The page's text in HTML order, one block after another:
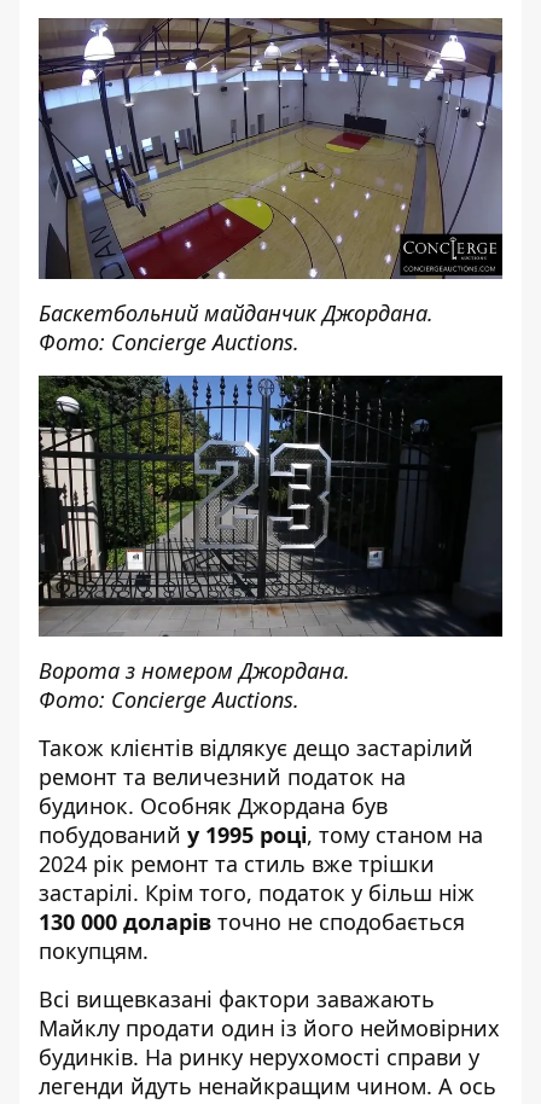
Баскетбольний майданчик Джордана.
Фото: Concierge Auctions.
Ворота з номером Джордана.
Фото: Concierge Auctions.
Також клієнтів відлякує дещо застарілий
ремонт та величезний податок на
будинок. Особняк Джордана був
побудований у 1995 році, тому станом на
2024 рік ремонт та стиль вже трішки
застарілі. Крім того, податок у більш ніж
130 000 доларів точно не сподобається
покупцям.
Всі вищевказані фактори заважають
Майклу продати один із його неймовірних
будинків. На ринку нерухомості справи у
легенди йдуть ненайкращим чином. А ось